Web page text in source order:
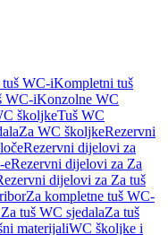
WC-iKompletni tuš
WC-iKonzolne WC
školjkeTuš WC
Za WC školjkeRezervni
Rezervni dijelovi za
eRezervni dijelovi za Za
dijelovi za Za tuš
Za kompletne tuš WC-
tuš WC sjedalaZa tuš
materijaliWC školjke i